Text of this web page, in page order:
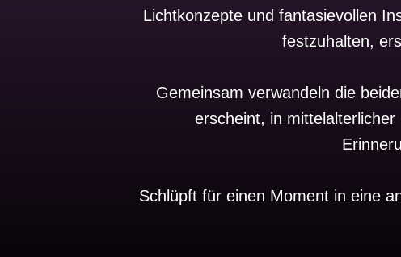
Lichtkonzepte und fantasievollen
festzuhalten,
Gemeinsam verwandeln die
erscheint, in
Schlüpft für einen Moment in eine